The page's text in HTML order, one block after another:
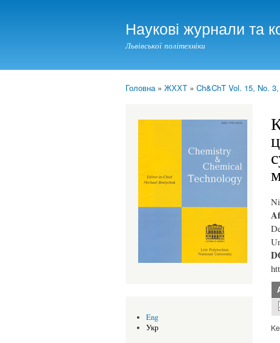
Наукові журнали та
Львівської політехніки
Головна» ЖХХТ » Ch&ChT Vol. 15, No. 3,
Eng
Укр